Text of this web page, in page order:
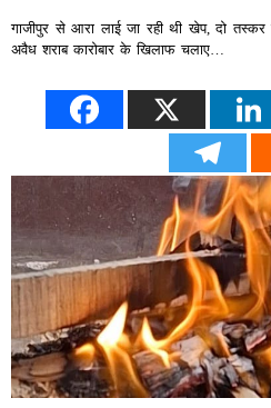
गाजीपुर से आरा लाई जा रही थी खेप, दो तस्कर
अवैध शराब कारोबार के खिलाफ चलाए…